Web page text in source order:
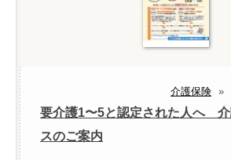
介護保険 »
要介護1〜5と認定された人へ
スのご案内